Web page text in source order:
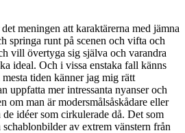
meningen att karaktärerna med jämna
springa runt på scenen och vifta och
vill övertyga sig själva och varandra
ideal. Och i vissa enstaka fall känns
tiden känner jag mig rätt
uppfatta mer intressanta nyanser och
om man är modersmålsåskådare eller
idéer som cirkulerade då. Det som
av extrem vänstern från